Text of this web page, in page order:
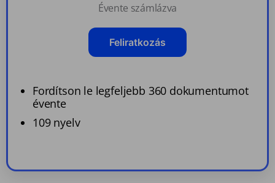
Évente számlázva
Feliratkozás
Fordítson le legfeljebb 360 dokumentumot
évente
109 nyelv